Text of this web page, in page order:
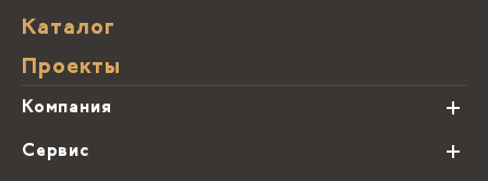
Каталог
Проекты
Компания
О нас
Сервис